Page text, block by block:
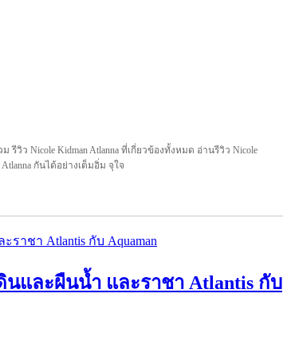
รีวิว Nicole Kidman Atlanna ที่เกี่ยวข้องทั้งหมด อ่านรีวิว Nicole
Atlanna กันได้อย่างเต็มอิ่ม จุใจ
และผืนน้ำ และราชา Atlantis กับ